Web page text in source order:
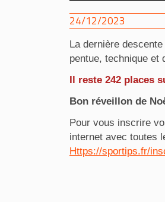
24/12/2023
La dernière
pentue, technique et
Il reste 242 places
Bon réveillon de
Pour vous inscrire
internet avec toutes
Https://sportips.fr/